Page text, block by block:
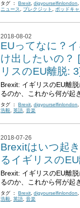
タグ ： Brexit,digyourselfinlondon,
ニュース, ブレクジット ,ポッドキャ
2018-08-02
EUってなに？
け出したいの？
リスのEU離脱:
Brexit: イギリスのEU離
るのか、これから何が起
タグ ： Brexit,digyourselfinlondon,
浩毅,英語,音楽
2018-07-26
Brexitはいつ起
るイギリスの
Brexit: イギリスのEU離
るのか、これから何が起
タグ ： Brexit,digyourselfinlondon,
浩毅,英語,音楽